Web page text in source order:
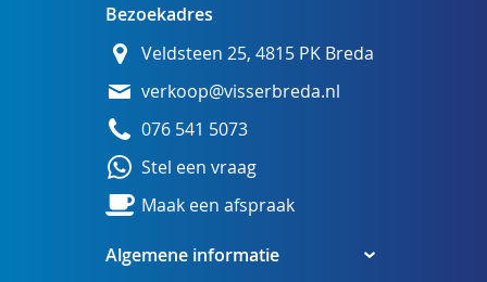
Algemene informatie
Bezoekadres
Veldsteen 25, 4815 PK Breda
verkoop@visserbreda.nl
076 541 5073
Stel een vraag
Maak een afspraak